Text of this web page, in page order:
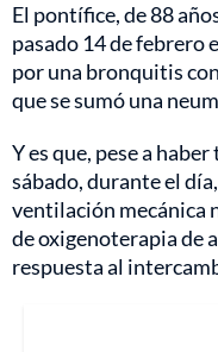
El pontífice, de 88
pasado 14 de febrero
por una bronquitis
que se sumó una
Y es que, pese a
sábado, durante el
ventilación mecánica
de oxigenoterapia de
respuesta al